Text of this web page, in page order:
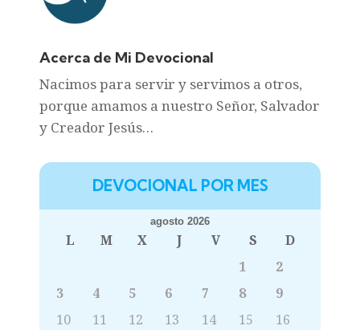
Acerca de Mi Devocional
Nacimos para servir y servimos a otros,
porque amamos a nuestro Señor, Salvador
y Creador Jesús…
DEVOCIONAL POR MES
agosto 2026
L M X J V S
D
1
2
3
4 5 6 7 8
9
10
11 12 13 14 15
16